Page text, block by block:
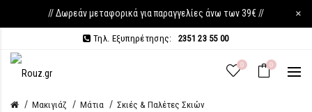
// Δωρεάν μεταφορικά για παραγγελίες άνω των 39€ // ×
Τηλ. Εξυπηρέτησης: 2351 23 55 00
0 0
Μακιγιάζ Μάτια
Σκιές & Παλέτες Σκιών